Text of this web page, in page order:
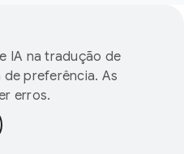
IA na tradução de
preferência. As
erros.